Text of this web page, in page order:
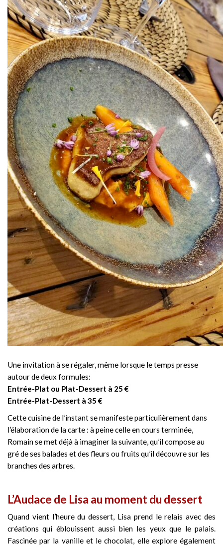
Une invitation à se régaler, même lorsque le temps presse
autour de deux formules:
Entrée-Plat ou Plat-Dessert à 25 €
Entrée-Plat-Dessert à 35 €
Cette cuisine de l’instant se manifeste particulièrement dans
l’élaboration de la carte : à peine celle en cours terminée,
Romain se met déjà à imaginer la suivante, qu’il compose au
gré de ses balades et des fleurs ou fruits qu’il découvre sur les
branches des arbres.
L’Audace de Lisa au moment du dessert
Quand vient l’heure du dessert, Lisa prend le relais avec des
créations qui éblouissent aussi bien les yeux que le palais.
Fascinée par la vanille et le chocolat, elle explore également